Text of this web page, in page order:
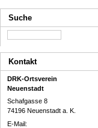
Suche
Kontakt
DRK-Ortsverein
Neuenstadt
Schafgasse 8
74196 Neuenstadt a. K.
E-Mail: